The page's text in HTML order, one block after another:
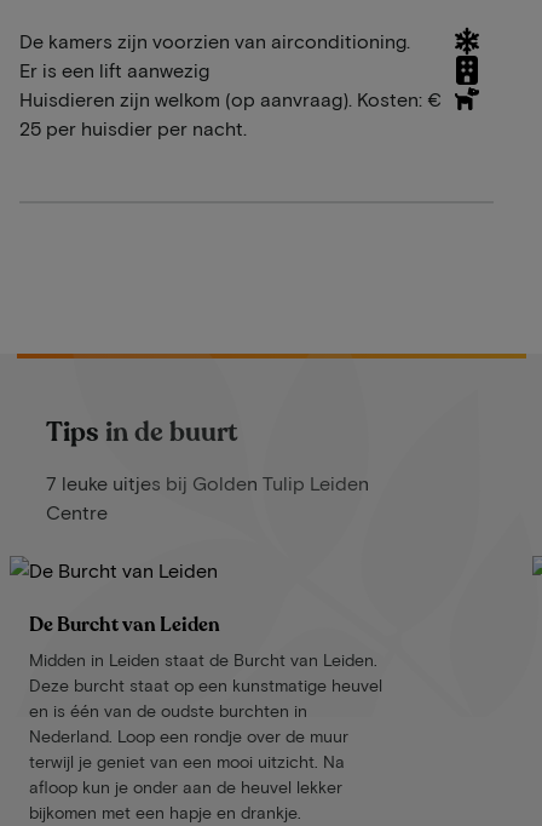
De kamers zijn voorzien van airconditioning.
Er is een lift aanwezig
Huisdieren zijn welkom (op aanvraag). Kosten: €
25 per huisdier per nacht.
Tips in de buurt
7 leuke uitjes bij Golden Tulip Leiden
Centre
De Burcht van Leiden
Midden in Leiden staat de Burcht van Leiden.
Deze burcht staat op een kunstmatige heuvel
en is één van de oudste burchten in
Nederland. Loop een rondje over de muur
terwijl je geniet van een mooi uitzicht. Na
afloop kun je onder aan de heuvel lekker
bijkomen met een hapje en drankje.